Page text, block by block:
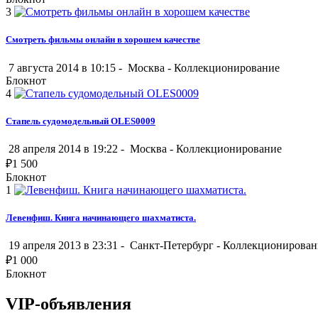
3
Смотреть фильмы онлайн в хорошем качестве
7 августа 2014 в 10:15 - Москва - Коллекционирование
Блокнот
4
Стапель судомодельный OLES0009
28 апреля 2014 в 19:22 - Москва - Коллекционирование
₽1 500
Блокнот
1
Левенфиш. Книга начинающего шахматиста.
19 апреля 2013 в 23:31 - Санкт-Петербург -
₽1 000
Блокнот
VIP-объявления